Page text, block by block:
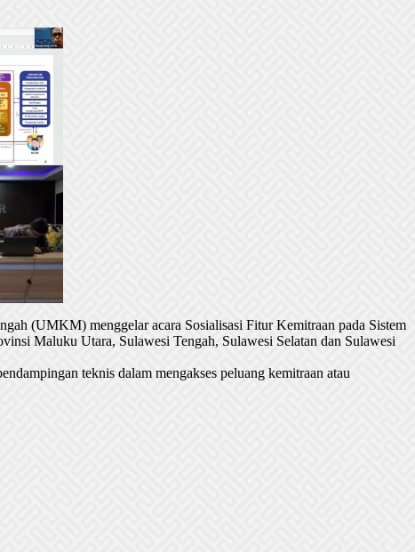
(UMKM) menggelar acara Sosialisasi Fitur Kemitraan pada Sistem
Maluku Utara, Sulawesi Tengah, Sulawesi Selatan dan Sulawesi
teknis dalam mengakses peluang kemitraan atau